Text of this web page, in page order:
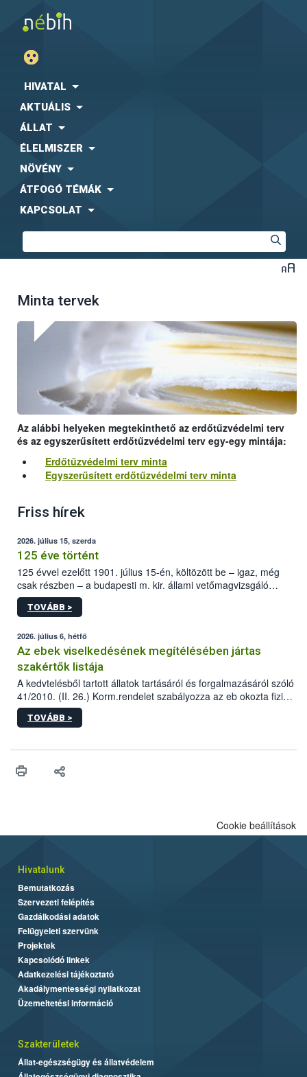
HIVATAL
AKTUÁLIS
ÁLLAT
ÉLELMISZER
NÖVÉNY
ÁTFOGÓ TÉMÁK
KAPCSOLAT
Minta tervek
Az alábbi helyeken megtekinthető az erdőtűzvédelmi terv
és az egyszerűsített erdőtűzvédelmi terv egy-egy mintája:
Erdőtűzvédelmi terv minta
Egyszerűsített erdőtűzvédelmi terv minta
Friss hírek
2026. július 15, szerda
125 éve történt
125 évvel ezelőtt 1901. július 15-én, költözött be – igaz, még
csak részben – a budapesti m. kir. állami vetőmagvizsgáló
állomás a Kis Rókus utca 15. szám alatti, Czigler Győző által
tervezett új épületébe.
TOVÁBB >
2026. július 6, hétfő
Az ebek viselkedésének megítélésében jártas
szakértők listája
A kedvtelésből tartott állatok tartásáról és forgalmazásáról szóló
41/2010. (II. 26.) Korm.rendelet szabályozza az eb okozta fizikai
sérülés, illetve ennek veszélye keletkezésekor felmerülő
hatósági feladatokat, valamint a veszélyes eb tartását és annak
vonni az ebek viselkedésének megítélésében jártas szakértőt.
TOVÁBB >
Cookie beállítások
Hivatalunk
Bemutatkozás
Szervezeti felépítés
Gazdálkodási adatok
Felügyeleti szervünk
Projektek
Kapcsolódó linkek
Adatkezelési tájékoztató
Akadálymentességi nyilatkozat
Üzemeltetési információ
Szakterületek
Állat-egészségügy és állatvédelem